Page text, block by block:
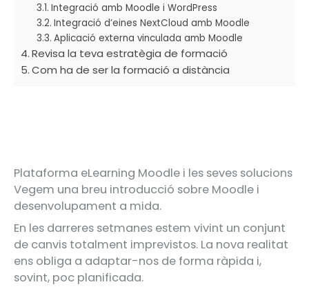
Integració amb Moodle i WordPress
Integració d’eines NextCloud amb Moodle
Aplicació externa vinculada amb Moodle
Revisa la teva estratègia de formació
Com ha de ser la formació a distància
Plataforma eLearning Moodle i les seves solucions
Vegem una breu introducció sobre Moodle i
desenvolupament a mida.
En les darreres setmanes estem vivint un conjunt
de canvis totalment imprevistos. La nova realitat
ens obliga a adaptar-nos de forma ràpida i,
sovint, poc planificada.